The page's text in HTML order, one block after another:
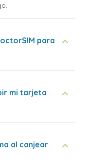
para
mi tarjeta
al canjear